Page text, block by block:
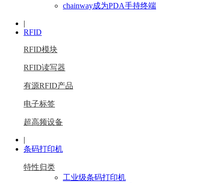
chainway成为PDA手持终端
|
RFID
RFID模块
RFID读写器
有源RFID产品
电子标签
超高频设备
|
条码打印机
特性归类
工业级条码打印机